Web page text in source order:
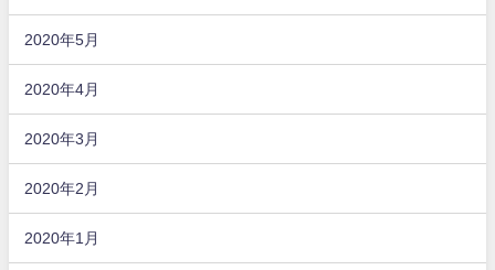
2020年5月
2020年4月
2020年3月
2020年2月
2020年1月